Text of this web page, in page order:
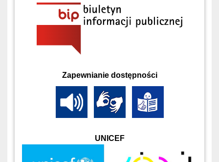
Zapewnianie dostępności
UNICEF